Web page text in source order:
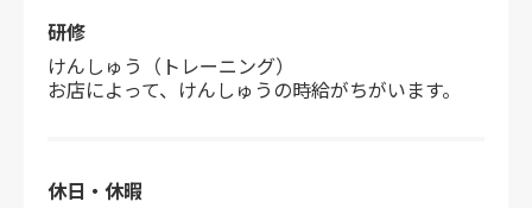
研修
けんしゅう（トレーニング）
お店によって、けんしゅうの時給がちがいます。
休日・休暇